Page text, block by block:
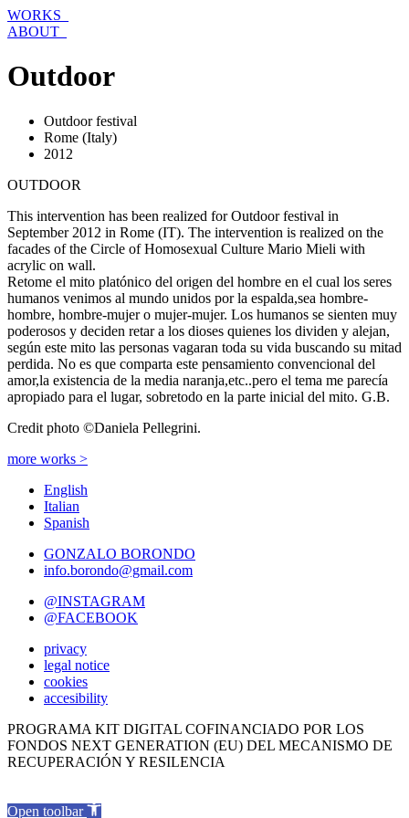
Skip
to
WORKS_
ABOUT_
Outdoor
Outdoor festival
Rome (Italy)
2012
OUTDOOR
This intervention has been realized for Outdoor festival in
September 2012 in Rome (IT). The intervention is realized on the
facades of the Circle of Homosexual Culture Mario Mieli with
acrylic on wall.
Retome el mito platónico del origen del hombre en el cual los seres
humanos venimos al mundo unidos por la espalda,sea hombre-
hombre, hombre-mujer o mujer-mujer. Los humanos se sienten muy
poderosos y deciden retar a los dioses quienes los dividen y alejan,
según este mito las personas vagaran toda su vida buscando su mitad
perdida. No es que comparta este pensamiento convencional del
amor,la existencia de la media naranja,etc..pero el tema me parecía
apropiado para el lugar, sobretodo en la parte inicial del mito. G.B.
Credit photo ©Daniela Pellegrini.
more works >
English
Italian
Spanish
GONZALO BORONDO
info.borondo@gmail.com
@INSTAGRAM
@FACEBOOK
privacy
legal notice
cookies
accesibility
PROGRAMA KIT DIGITAL COFINANCIADO POR LOS
FONDOS NEXT GENERATION (EU) DEL MECANISMO DE
RECUPERACIÓN Y RESILENCIA
Open toolbar